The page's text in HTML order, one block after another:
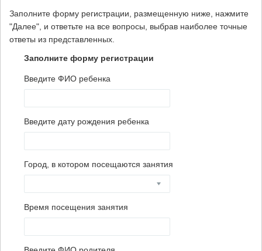
Заполните форму регистрации, размещенную ниже, нажмите
"Далее", и ответьте на все вопросы, выбрав наиболее точные
ответы из представленных.
Заполните форму регистрации
Введите ФИО ребенка
Введите дату рождения ребенка
Город, в котором посещаются занятия
Время посещения занятия